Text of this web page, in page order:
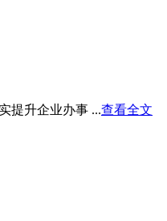
提升企业办事 ...查看全文